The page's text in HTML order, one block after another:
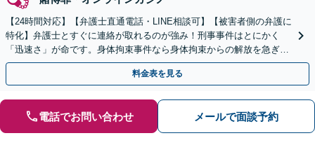
【24時間対応】【弁護士直通電話・LINE相談可】【被害者側の弁護に
特化】弁護士とすぐに連絡が取れるのが強み！刑事事件はとにかく
「迅速さ」が命です。身体拘束事件なら身体拘束からの解放を急ぎま
す。示談交渉はお任せください。
料金表を見る
電話でお問い合わせ メールで面談予約